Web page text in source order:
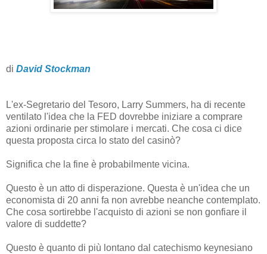
di David Stockman
L'ex-Segretario del Tesoro, Larry Summers, ha di recente
ventilato l'idea che la FED dovrebbe iniziare a comprare
azioni ordinarie per stimolare i mercati. Che cosa ci dice
questa proposta circa lo stato del casinò?
Significa che la fine è probabilmente vicina.
Questo è un atto di disperazione. Questa è un'idea che un
economista di 20 anni fa non avrebbe neanche contemplato.
Che cosa sortirebbe l'acquisto di azioni se non gonfiare il
valore di suddette?
Questo è quanto di più lontano dal catechismo keynesiano